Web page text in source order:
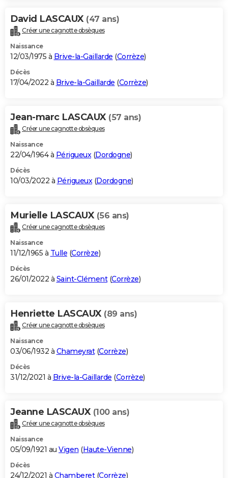
David LASCAUX (47 ans)
Créer une cagnotte obsèques
Naissance
12/03/1975 à Brive-la-Gaillarde (Corrèze)
Décès
17/04/2022 à Brive-la-Gaillarde (Corrèze)
Jean-marc LASCAUX (57 ans)
Créer une cagnotte obsèques
Naissance
22/04/1964 à Périgueux(Dordogne)
Décès
10/03/2022 à Périgueux(Dordogne)
Murielle LASCAUX (56 ans)
Créer une cagnotte obsèques
Naissance
11/12/1965 à Tulle (Corrèze)
Décès
26/01/2022 à Saint-Clément(Corrèze)
Henriette LASCAUX (89 ans)
Créer une cagnotte obsèques
Naissance
03/06/1932 à Chameyrat(Corrèze)
Décès
31/12/2021 à Brive-la-Gaillarde (Corrèze)
Jeanne LASCAUX (100 ans)
Créer une cagnotte obsèques
Naissance
05/09/1921 au Vigen (Haute-Vienne)
Décès
24/12/2021 à Chamberet(Corrèze)